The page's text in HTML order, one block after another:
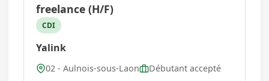
freelance (H/F)
CDI
Yalink
02 - Aulnois-sous-Laon
Débutant accepté